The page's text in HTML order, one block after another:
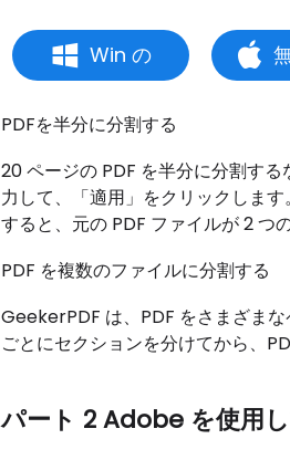
Win の
PDFを半分に分割する
20 ページの PDF を半分に分割す
力して、「適用」をクリックしま
すると、元の PDF ファイルが 2 つ
PDF を複数のファイルに分割する
GeekerPDF は、PDF をさまざま
ごとにセクションを分けてから、
パート 2 Adob​​e を使用